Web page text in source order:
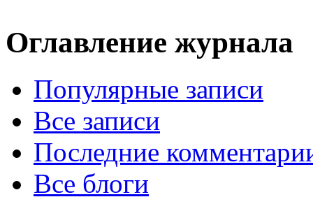
Оглавление журнала
Популярные записи
Все записи
Последние
Все блоги